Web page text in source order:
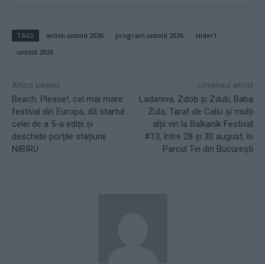
TAGS artisti untold 2026 program untold 2026
slider1
untold 2026
Articol anterior
Beach, Please!, cel mai mare
festival din Europa, dă startul
celei de a 5-a ediții și
deschide porțile stațiunii
NIBIRU
Următorul articol
Ladaniva, Zdob și Zdub, Baba
Zula, Taraf de Caliu și mulți
alții vin la Balkanik Festival
#13, între 28 și 30 august, în
Parcul Tei din București